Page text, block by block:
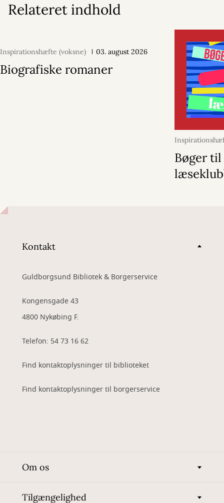
Relateret indhold
Inspirationshæfte (voksne) 03. august 2026
Biografiske romaner
03. juli 2026
Bøger til
Kontakt
Guldborgsund Bibliotek & Borgerservice
Kongensgade 43
4800 Nykøbing F.
Telefon: 54 73 16 62
Find kontaktoplysninger til biblioteket
Find kontaktoplysninger til borgerservice
Om os
Tilgængelighed